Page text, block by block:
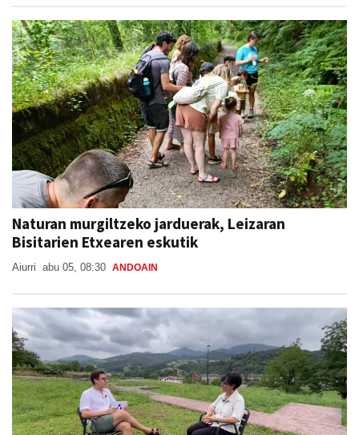
Naturan murgiltzeko jarduerak, Leizaran
Bisitarien Etxearen eskutik
Aiurri abu 05, 08:30 ANDOAIN